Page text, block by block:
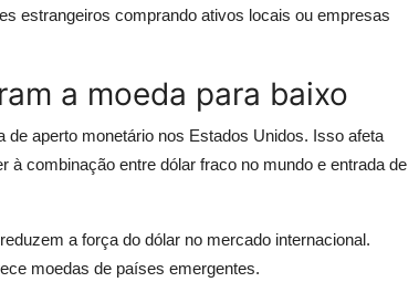
estrangeiros comprando ativos locais ou empresas
a moeda para baixo
aperto monetário nos Estados Unidos. Isso afeta
à combinação entre dólar fraco no mundo e entrada de
a força do dólar no mercado internacional.
moedas de países emergentes.